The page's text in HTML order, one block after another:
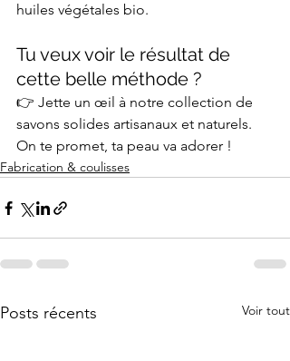
huiles végétales bio.
Tu veux voir le résultat de
cette belle méthode ?
👉 Jette un œil à notre collection de
savons solides artisanaux et naturels.
On te promet, ta peau va adorer !
Fabrication & coulisses
Posts récents Voir tout